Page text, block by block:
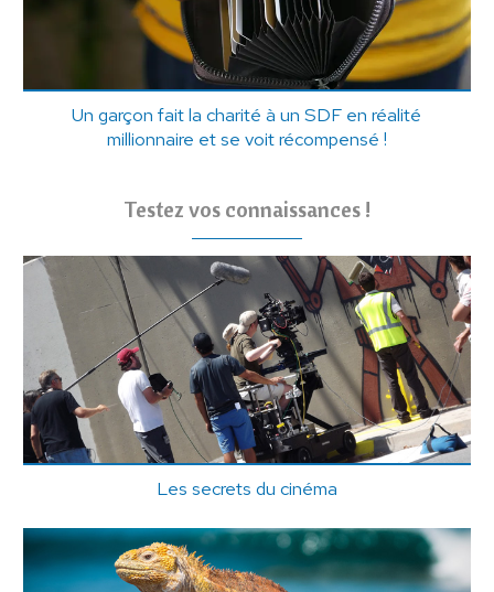
Un garçon fait la charité à un SDF en réalité
millionnaire et se voit récompensé !
Testez vos connaissances !
Les secrets du cinéma